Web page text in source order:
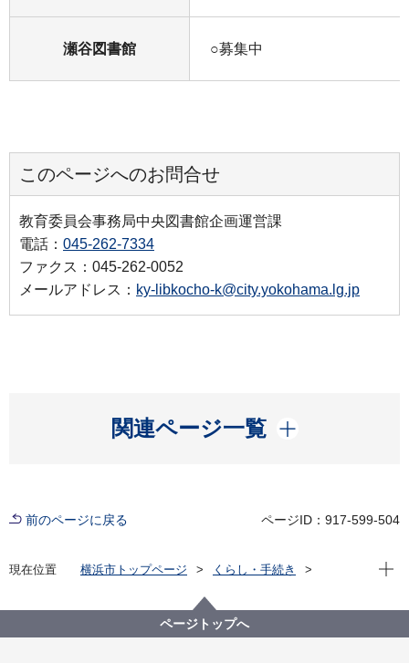
瀬谷図書館 ○募集中
このページへのお問合せ
教育委員会事務局中央図書館企画運営課
電話： 045-262-7334
ファクス：045-262-0052
メールアドレス： ky-libkocho-k@city.yokohama.lg.jp
関連ページ一覧
開く
前のページに戻る ページID：917-599-504
現在位置 横浜市トップページ
くらし・手続き
令和8年度 図書貸出レシート広告（募集中）
現在
ページトップへ